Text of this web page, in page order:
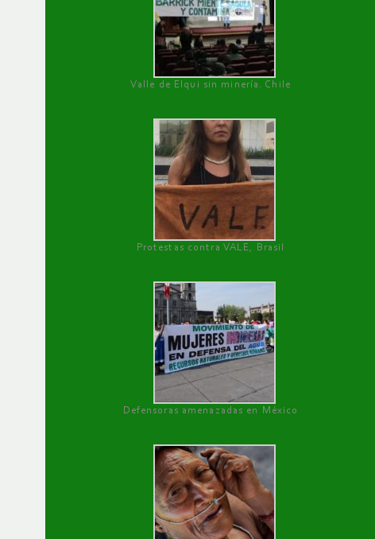
Valle de Elqui sin minería. Chile
Protestas contra VALE, Brasil
Defensoras amenazadas en México